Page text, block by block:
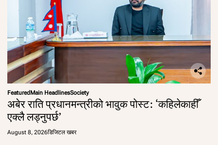
FeaturedMain HeadlinesSociety
अबेर राति प्रधानमन्त्रीको भावुक पोस्ट: ‘कहिलेकाहीँ
एक्लै लड्नुपर्छ’
August 8, 2026डिजिटल खबर